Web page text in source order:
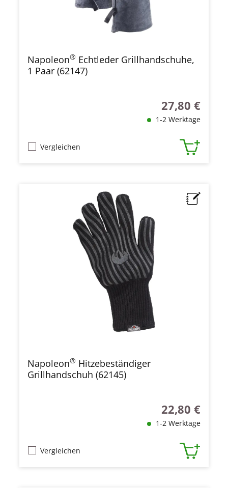
Napoleon® Echtleder Grillhandschuhe,
1 Paar (62147)
Regulärer Preis:
27,80 €
1-2 Werktage
Vergleichen
Napoleon® Hitzebeständiger
Grillhandschuh (62145)
Regulärer Preis:
22,80 €
1-2 Werktage
Vergleichen